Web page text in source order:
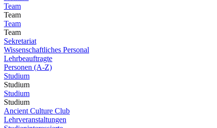
Team
Team
Team
Team
Sekretariat
Wissenschaftliches Personal
Lehrbeauftragte
Personen (A-Z)
Studium
Studium
Studium
Studium
Ancient Culture Club
Lehrveranstaltungen